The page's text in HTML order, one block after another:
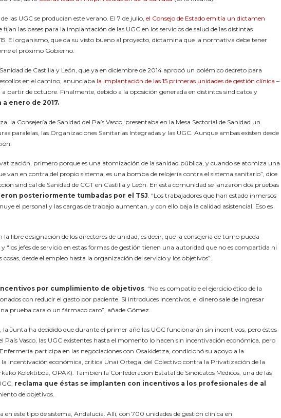
las UGC se producían este verano. El 7 de julio, el Consejo de Estado emitía un dictamen
las bases para la implantación de las UGC en los servicios de salud de las distintas
El organismo, que da su visto bueno al proyecto, dictamina que la normativa debe tener
el próximo Gobierno.
de Castilla y León, que ya en diciembre de 2014 aprobó un polémico decreto para
en el camino, anunciaba la implantación de las 15 primeras unidades de gestión clínica –
partir de octubre. Finalmente, debido a la oposición generada en distintos sindicatos y
enero de 2017.
la Consejería de Sanidad del País Vasco, presentaba en la Mesa Sectorial de Sanidad un
paralelas, las Organizaciones Sanitarias Integradas y las UGC. Aunque ambas existen desde
primero porque es una atomización de la sanidad pública, y cuando se atomiza una
van en contra del propio sistema; es una bomba de relojería contra el sistema sanitario”, dice
sindical de Sanidad de CGT en Castilla y León. En esta comunidad se lanzaron dos pruebas
posteriormente tumbadas por el TSJ. “Los trabajadores que han estado inmersos
el personal y las cargas de trabajo aumentan, y con ello baja la calidad asistencial. Eso es
libre designación de los directores de unidad, es decir, que la consejería de turno pueda
“los jefes de servicio en estas formas de gestión tienen una autoridad que no es compartida ni
desde el empleo hasta la organización del servicio y los objetivos”.
por cumplimiento de objetivos. “No es compatible el ejercicio ético de la
con reducir el gasto por paciente. Si introduces incentivos, el dinero sale de ingresar
prueba cara o un fármaco caro”, añade Gómez.
la Junta ha decidido que durante el primer año las UGC funcionarán sin incentivos, pero éstos
Vasco, las UGC existentes hasta el momento lo hacen sin incentivación económica, pero
participa en las negociaciones con Osakidetza, condicionó su apoyo a la
incentivación económica, critica Unai Ortega, del Colectivo contra la Privatización de la
Kolektiboa, OPAK). También la Con­federación Estatal de Sindicatos Médicos, una de las
reclama que éstas se implanten con incentivos a los profesionales de al
de objetivos.
este tipo de sistema, Andalucía. Allí, con 700 unidades de gestión clínica en